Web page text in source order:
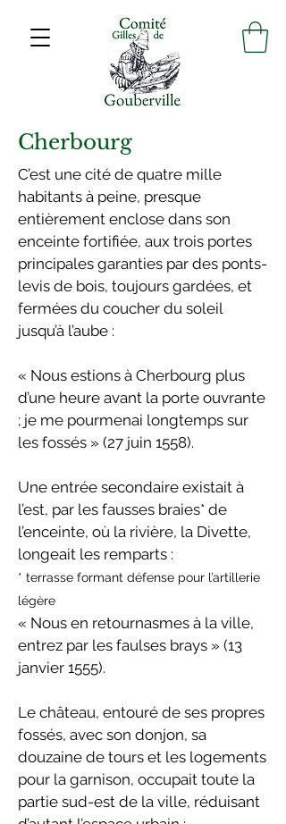
Cherbourg
C’est une cité de quatre mille
habitants à peine, presque
entièrement enclose dans son
enceinte fortifiée, aux trois portes
principales garanties par des ponts-
levis de bois, toujours gardées, et
fermées du coucher du soleil
jusqu’à l’aube :
« Nous estions à Cherbourg plus
d’une heure avant la porte ouvrante
; je me pourmenai longtemps sur
les fossés » (27 juin 1558).
Une entrée secondaire existait à
l’est, par les fausses braies* de
l’enceinte, où la rivière, la Divette,
longeait les remparts :
* terrasse formant défense pour l’artillerie
légère
« Nous en retournasmes à la ville,
entrez par les faulses brays » (13
janvier 1555).
Le château, entouré de ses propres
fossés, avec son donjon, sa
douzaine de tours et les logements
pour la garnison, occupait toute la
partie sud-est de la ville, réduisant